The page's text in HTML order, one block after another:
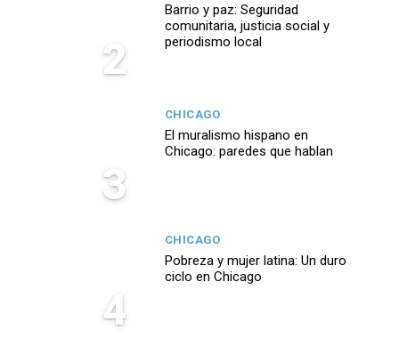
2
Barrio y paz: Seguridad
comunitaria, justicia social y
periodismo local
3
CHICAGO
El muralismo hispano en
Chicago: paredes que hablan
4
CHICAGO
Pobreza y mujer latina: Un duro
ciclo en Chicago